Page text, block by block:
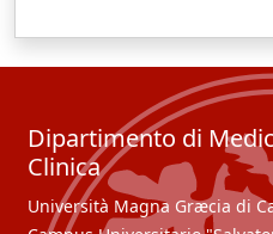
Dipartimento di
Clinica
Università Magna Græcia di